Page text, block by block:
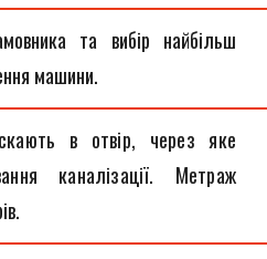
та вибір найбільш
машини.
в отвір, через яке
каналізації. Метраж